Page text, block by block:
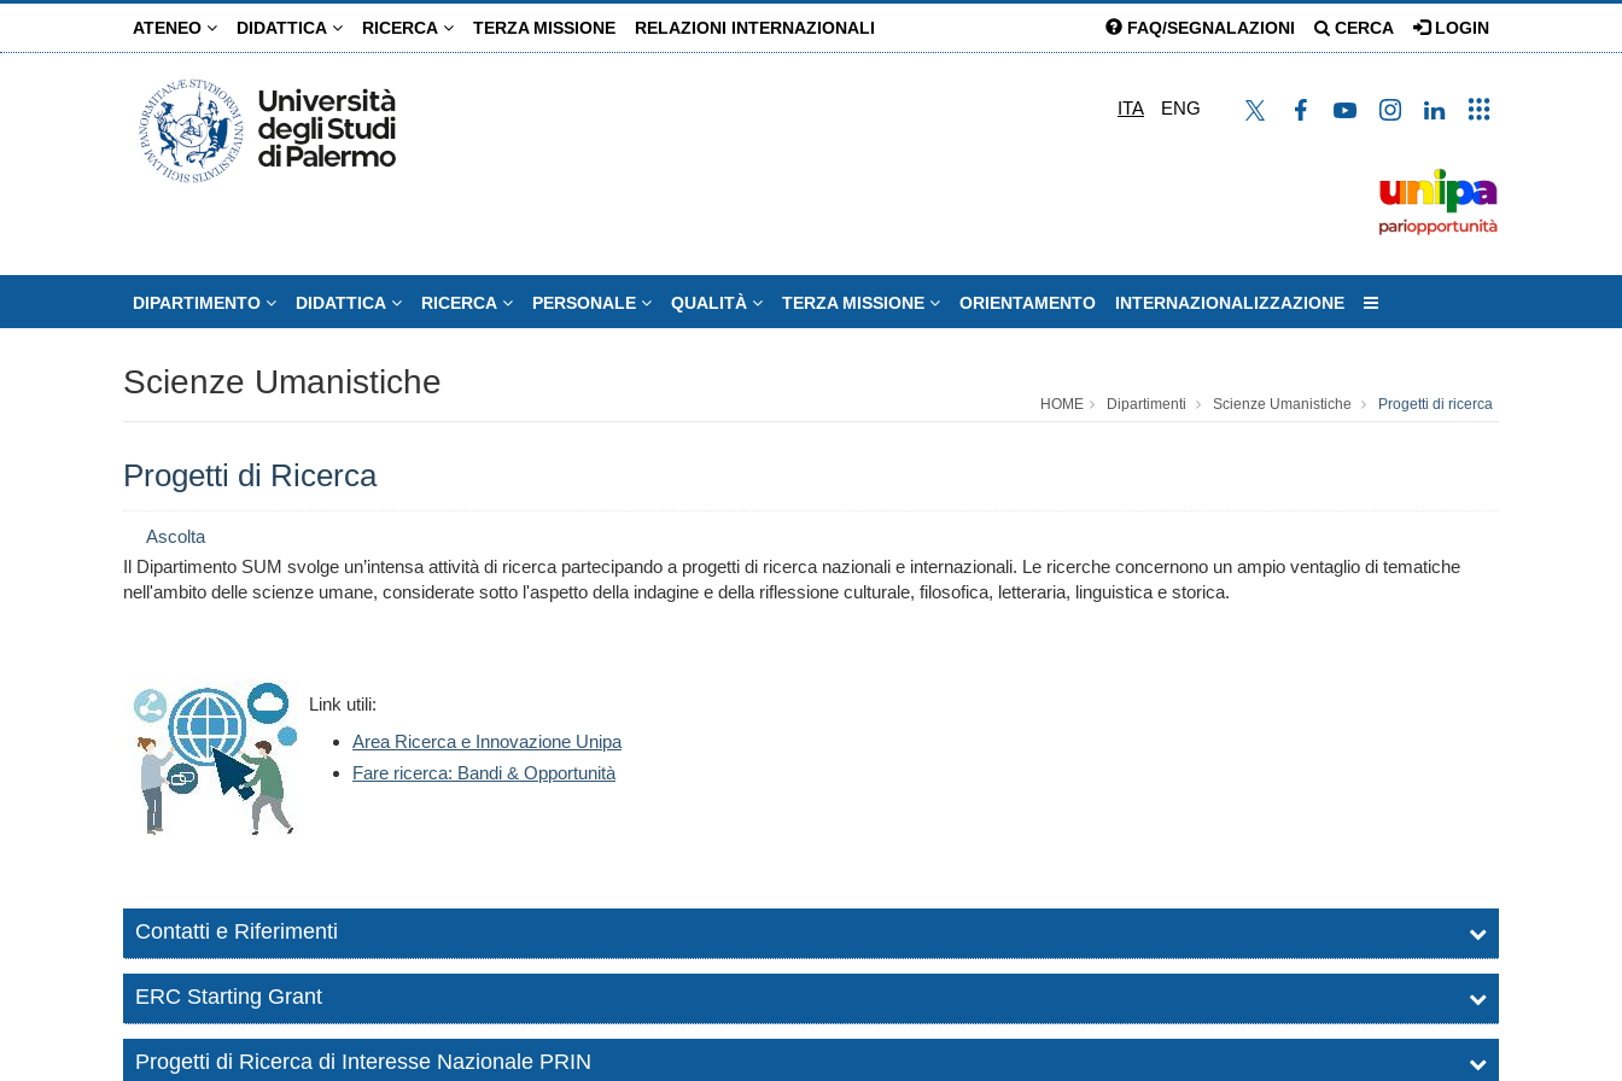
ATENEO DIDATTICA RICERCA TERZA MISSIONE RELAZIONI INTERNAZIONALI FAQ/SEGNALAZIONI CERCA LOGIN
ITA ENG
DIPARTIMENTO DIDATTICA RICERCA PERSONALE QUALITÀ TERZA MISSIONE ORIENTAMENTO INTERNAZIONALIZZAZIONE
Scienze Umanistiche
HOME Dipartimenti Scienze Umanistiche Progetti di ricerca
Progetti di Ricerca
Ascolta
Il Dipartimento SUM svolge un’intensa attività di ricerca partecipando a progetti di ricerca nazionali e internazionali. Le ricerche concernono un ampio ventaglio di tematiche
nell'ambito delle scienze umane, considerate sotto l'aspetto della indagine e della riflessione culturale, filosofica, letteraria, linguistica e storica.
Link utili:
Area Ricerca e Innovazione Unipa
Fare ricerca: Bandi & Opportunità
Contatti e Riferimenti
ERC Starting Grant
Progetti di Ricerca di Interesse Nazionale PRIN